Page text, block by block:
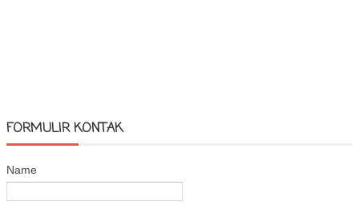
FORMULIR KONTAK
Name